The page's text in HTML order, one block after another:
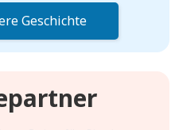
Geschichte